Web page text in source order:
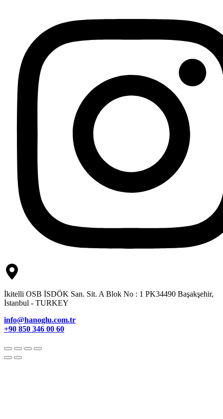
İkitelli OSB İSDÖK San. Sit. A Blok No : 1 PK34490 Başakşehir,
İstanbul - TURKEY
info@hanoglu.com.tr
+90 850 346 00 60